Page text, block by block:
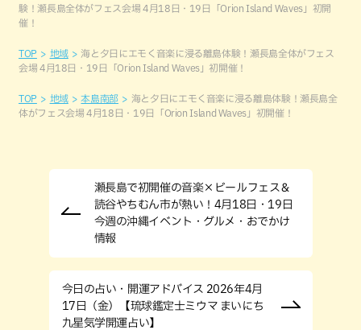
験！瀬長島全体がフェス会場 4月18日・19日「Orion Island Waves」初開
催！
TOP 地域
海と夕日にエモく音楽に浸る離島体験！瀬長島全体がフェス
会場 4月18日・19日「Orion Island Waves」初開催！
TOP 地域 本島南部
海と夕日にエモく音楽に浸る離島体験！瀬長島全
体がフェス会場 4月18日・19日「Orion Island Waves」初開催！
瀬長島で初開催の音楽×ビールフェス＆
読谷やちむん市が熱い！4月18日・19日
今週の沖縄イベント・グルメ・おでかけ
情報
今日の占い・開運アドバイス 2026年4月
17日（金）【琉球鑑定士ミウマ まいにち
九星気学開運占い】